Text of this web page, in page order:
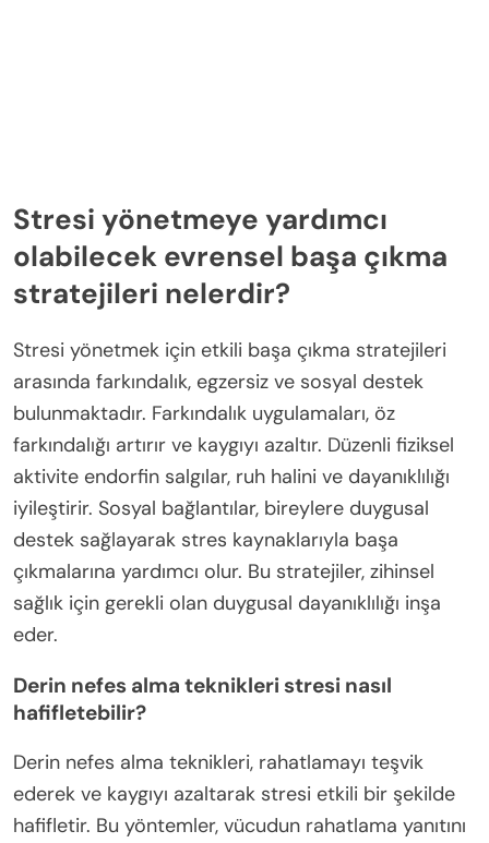
Stresi yönetmeye yardımcı
olabilecek evrensel başa çıkma
stratejileri nelerdir?
Stresi yönetmek için etkili başa çıkma stratejileri
arasında farkındalık, egzersiz ve sosyal destek
bulunmaktadır. Farkındalık uygulamaları, öz
farkındalığı artırır ve kaygıyı azaltır. Düzenli fiziksel
aktivite endorfin salgılar, ruh halini ve dayanıklılığı
iyileştirir. Sosyal bağlantılar, bireylere duygusal
destek sağlayarak stres kaynaklarıyla başa
çıkmalarına yardımcı olur. Bu stratejiler, zihinsel
sağlık için gerekli olan duygusal dayanıklılığı inşa
eder.
Derin nefes alma teknikleri stresi nasıl
hafifletebilir?
Derin nefes alma teknikleri, rahatlamayı teşvik
ederek ve kaygıyı azaltarak stresi etkili bir şekilde
hafifletir. Bu yöntemler, vücudun rahatlama yanıtını